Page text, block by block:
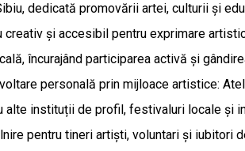
dedicată promovării artei, culturii și
și accesibil pentru exprimare
încurajând participarea activă și
personală prin mijloace artistice:
alte instituții de profil, festivaluri locale
pentru tineri artiști, voluntari și iubitori